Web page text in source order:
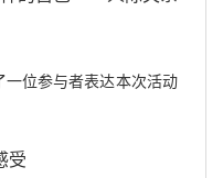
一位参与者表达本次活动
受